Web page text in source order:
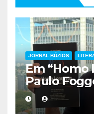
JORNAL BÚZIOS
Em “Homo
Paulo
viver mais
forma de